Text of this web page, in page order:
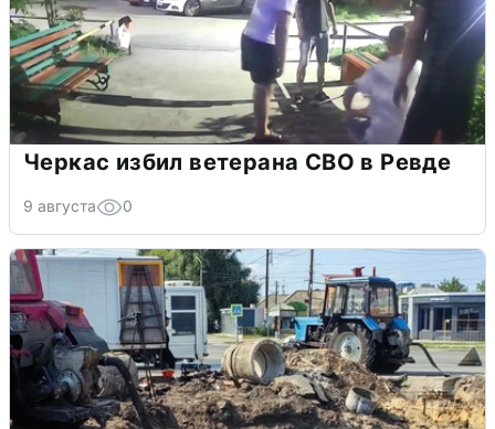
Черкас избил ветерана СВО в Ревде
9 августа 0